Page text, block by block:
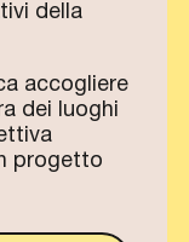
della
accogliere
dei luoghi
progetto